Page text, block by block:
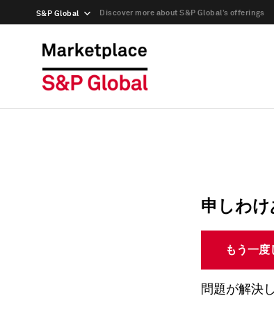
S&P Global Discover more about S&P Global’s offerings
申しわけ
もう一度
問題が解決